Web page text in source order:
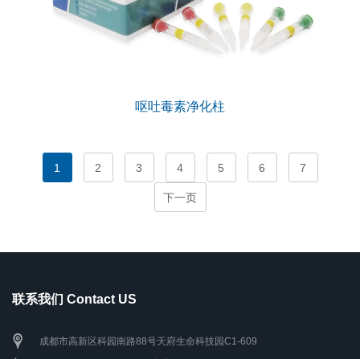
呕吐毒素净化柱
1 2 3 4 5 6 7
下一页
联系我们 Contact US
成都市高新区科园南路88号天府生命科技园C1-609